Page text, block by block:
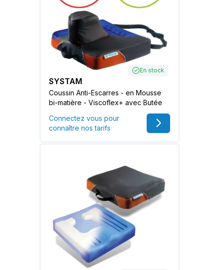
En stock
SYSTAM
Coussin Anti-Escarres - en Mousse
bi-matière - Viscoflex+ avec Butée
Connectez vous pour
connaître nos tarifs